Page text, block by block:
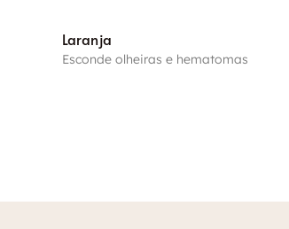
Laranja
Esconde olheiras e hematomas